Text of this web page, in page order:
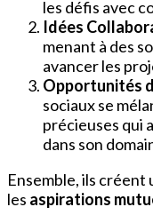
les défis avec
Idées
menant à des
avancer les
Opportunités
sociaux se
précieuses qui
dans son
Ensemble, ils créent
les aspirations